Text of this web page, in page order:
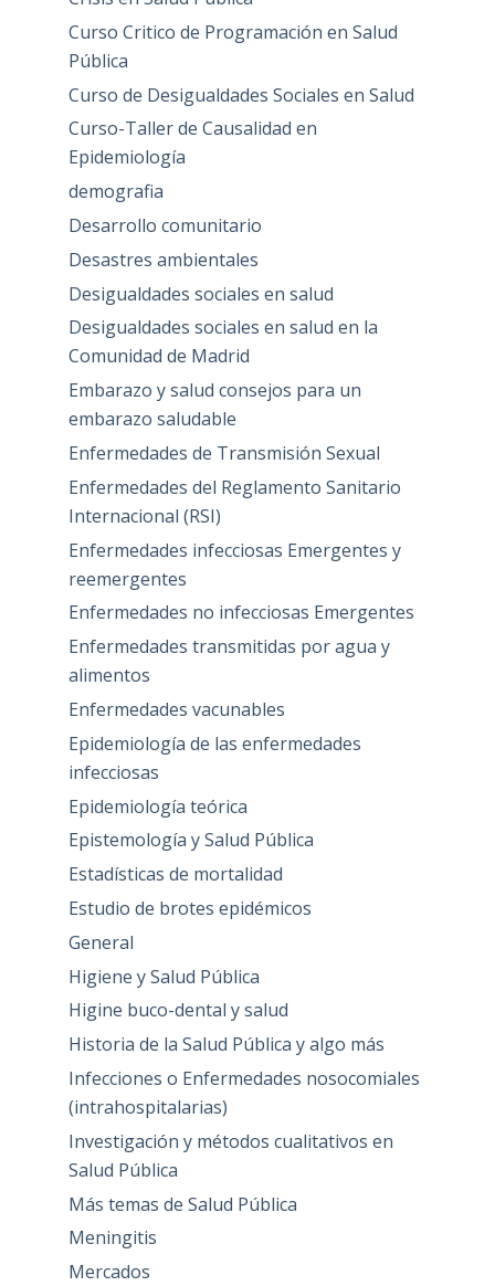
Curso Critico de Programación en Salud
Pública
Curso de Desigualdades Sociales en Salud
Curso-Taller de Causalidad en
Epidemiología
demografia
Desarrollo comunitario
Desastres ambientales
Desigualdades sociales en salud
Desigualdades sociales en salud en la
Comunidad de Madrid
Embarazo y salud consejos para un
embarazo saludable
Enfermedades de Transmisión Sexual
Enfermedades del Reglamento Sanitario
Internacional (RSI)
Enfermedades infecciosas Emergentes y
reemergentes
Enfermedades no infecciosas Emergentes
Enfermedades transmitidas por agua y
alimentos
Enfermedades vacunables
Epidemiología de las enfermedades
infecciosas
Epidemiología teórica
Epistemología y Salud Pública
Estadísticas de mortalidad
Estudio de brotes epidémicos
General
Higiene y Salud Pública
Higine buco-dental y salud
Historia de la Salud Pública y algo más
Infecciones o Enfermedades nosocomiales
(intrahospitalarias)
Investigación y métodos cualitativos en
Salud Pública
Más temas de Salud Pública
Meningitis
Mercados